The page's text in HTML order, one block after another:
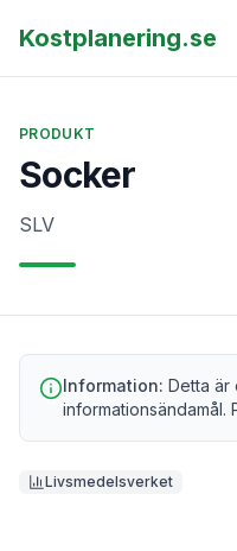
Kostplanering.se
PRODUKT
Socker
SLV
Information: Detta är
informationsändamål.
Livsmedelsverket